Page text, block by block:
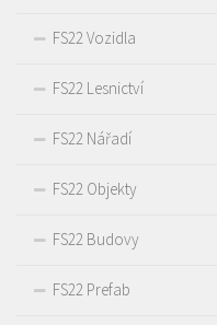
FS22 Vozidla
FS22 Lesnictví
FS22 Nářadí
FS22 Objekty
FS22 Budovy
FS22 Prefab